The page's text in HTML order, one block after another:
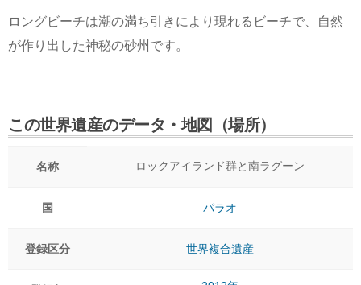
ロングビーチは潮の満ち引きにより現れるビーチで、自然
が作り出した神秘の砂州です。
この世界遺産のデータ・地図（場所）
名称 ロックアイランド群と南ラグーン
国 パラオ
登録区分 世界複合遺産